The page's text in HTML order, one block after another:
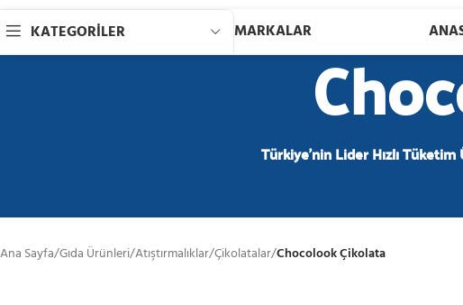
KATEGORILER MARKALAR
Türkiye'nin Lider Hızlı
Ana Sayfa/Gıda Ürünleri/Atıştırmalıklar/Çikolatalar/Chocolook Çikolata